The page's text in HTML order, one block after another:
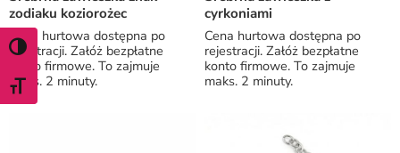
WŁĄCZ TRYB WYSOKIEGO KONTRASTU
ZMIEŃ ROZMIAR CZCIONKI
zodiaku koziorożec
Cena hurtowa dostępna po
rejestracji. Załóż bezpłatne
konto firmowe. To zajmuje
maks. 2 minuty.
cyrkoniami
Cena hurtowa dostępna po
rejestracji. Załóż bezpłatne
konto firmowe. To zajmuje
maks. 2 minuty.